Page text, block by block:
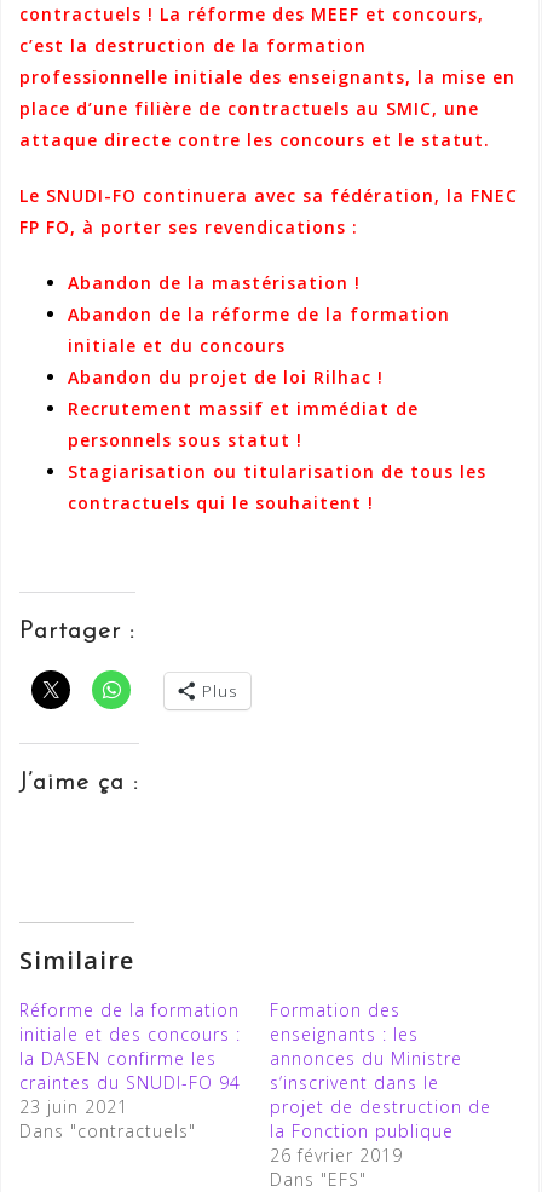
contractuels ! La réforme des MEEF et concours,
c’est la destruction de la formation
professionnelle initiale des enseignants, la mise en
place d’une filière de contractuels au SMIC, une
attaque directe contre les concours et le statut.
Le SNUDI-FO continuera avec sa fédération, la FNEC
FP FO, à porter ses revendications :
Abandon de la mastérisation !
Abandon de la réforme de la formation
initiale et du concours
Abandon du projet de loi Rilhac !
Recrutement massif et immédiat de
personnels sous statut !
Stagiarisation ou titularisation de tous les
contractuels qui le souhaitent !
Partager :
Plus
J’aime ça :
Similaire
Réforme de la formation
initiale et des concours :
la DASEN confirme les
craintes du SNUDI-FO 94
23 juin 2021
Dans "contractuels"
Formation des
enseignants : les
annonces du Ministre
s’inscrivent dans le
projet de destruction de
la Fonction publique
26 février 2019
Dans "EFS"